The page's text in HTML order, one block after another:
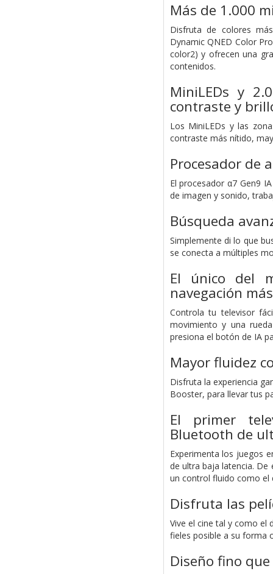
Más de 1.000
Disfruta de colores
Dynamic QNED Color
color2) y ofrecen una
contenidos.
MiniLEDs y
contraste y
Los MiniLEDs y las
contraste más nítido,
Procesador de
El procesador α7 Gen9
de imagen y sonido,
Búsqueda
Simplemente di lo que
se conecta a múltiples
El único del
navegación
Controla tu televisor
movimiento y una
presiona el botón de IA
Mayor fluidez
Disfruta la experiencia
Booster, para llevar tus
El primer
Bluetooth de
Experimenta los juegos
de ultra baja latencia.
un control fluido como el
Disfruta las
Vive el cine tal y como el
fieles posible a su forma
Diseño fino